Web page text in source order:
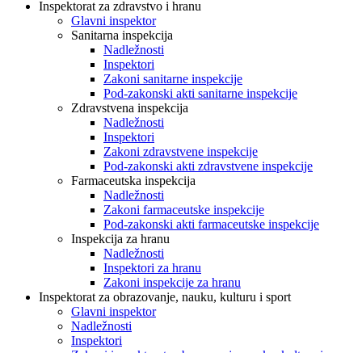
Inspektorat za zdravstvo i hranu
Glavni inspektor
Sanitarna inspekcija
Nadležnosti
Inspektori
Zakoni sanitarne inspekcije
Pod-zakonski akti sanitarne inspekcije
Zdravstvena inspekcija
Nadležnosti
Inspektori
Zakoni zdravstvene inspekcije
Pod-zakonski akti zdravstvene inspekcije
Farmaceutska inspekcija
Nadležnosti
Zakoni farmaceutske inspekcije
Pod-zakonski akti farmaceutske inspekcije
Inspekcija za hranu
Nadležnosti
Inspektori za hranu
Zakoni inspekcije za hranu
Inspektorat za obrazovanje, nauku, kulturu i sport
Glavni inspektor
Nadležnosti
Inspektori